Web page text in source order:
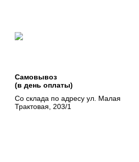
Самовывоз
(в день оплаты)
Со склада по адресу ул. Малая
Трактовая, 203/1